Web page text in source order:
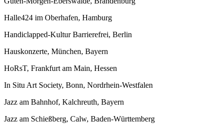
Halle424 im Oberhafen, Hamburg
Handiclapped-Kultur Barrierefrei, Berlin
Hauskonzerte, München, Bayern
HoRsT, Frankfurt am Main, Hessen
In Situ Art Society, Bonn, Nordrhein-Westfalen
Jazz am Bahnhof, Kalchreuth, Bayern
Jazz am Schießberg, Calw, Baden-Württemberg